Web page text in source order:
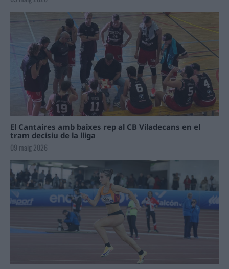
El Cantaires amb baixes rep al CB Viladecans en el
tram decisiu de la lliga
09 maig 2026